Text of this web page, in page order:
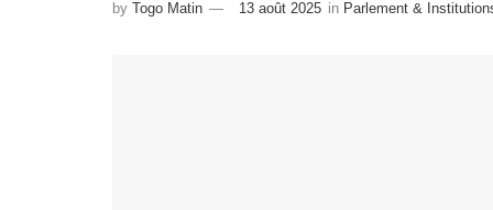
by Togo Matin 13 août 2025 in Parlement &